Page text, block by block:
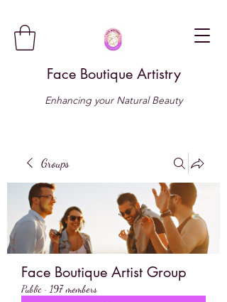
Face Boutique Artistry
Enhancing your Natural Beauty
Groups
Face Boutique Artist Group
Public · 197 members